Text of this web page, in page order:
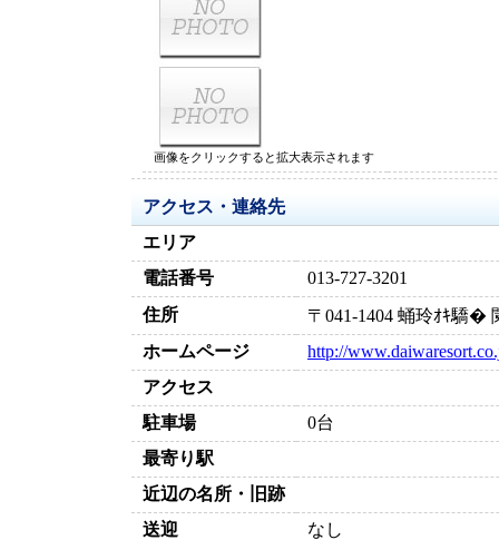
画像をクリックすると拡大表示されます
アクセス・連絡先
エリア
電話番号
013-727-3201
住所
〒041-1404 蛹玲ｵｷ驕
ホームページ
http://
アクセス
駐車場
0台
最寄り駅
近辺の名所・旧跡
送迎
なし